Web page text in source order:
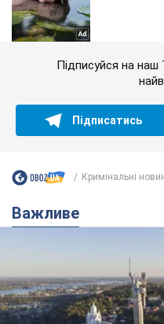
Підписуйся на наш
Підписатись
Кримінальні
Важливе